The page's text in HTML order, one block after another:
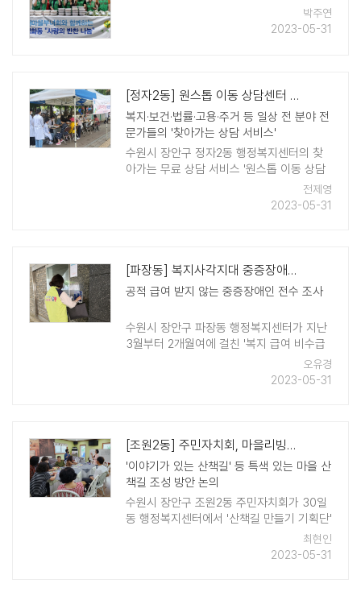
박주연
2023-05-31
[정자2동] 원스톱 이동 상담센터 '인기'
복지·보건·법률·고용·주거 등 일상 전 분야 전
문가들의 '찾아가는 상담 서비스'
수원시 장안구 정자2동 행정복지센터의 찾
아가는 무료 상담 서비스 '원스톱 이동 상담
센터'가 지난 30일 정자시장 일원에서 열렸
다. 정자2동 '원스톱 이동상담센터'는 평소
전제영
2023-05-31
[파장동] 복지사각지대 중증장애인 9명 발굴 "적극 후원 나설 것"
공적 급여 받지 않는 중증장애인 전수 조사
수원시 장안구 파장동 행정복지센터가 지난
3월부터 2개월여에 걸친 '복지 급여 비수급
중증장애인 생활실태 전수 조사'로 복지사각
지대에 놓인 9명의 중증장애인을 발굴했다.
오유경
2023-05-31
[조원2동] 주민자치회, 마을리빙랩 '산책길 만들기 기획단' 2차 회의 개최
'이야기가 있는 산책길' 등 특색 있는 마을 산
책길 조성 방안 논의
수원시 장안구 조원2동 주민자치회가 30일
동 행정복지센터에서 '산책길 만들기 기획단'
2차 회의를 열고 '이야기가 있는 산책길' 등
특색 있는 마을 산책길 조성 방안에 대해 논
최현인
2023-05-31